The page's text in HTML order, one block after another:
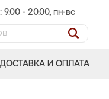
9.00 - 20.00, пн-вс
ДОСТАВКА И ОПЛАТА